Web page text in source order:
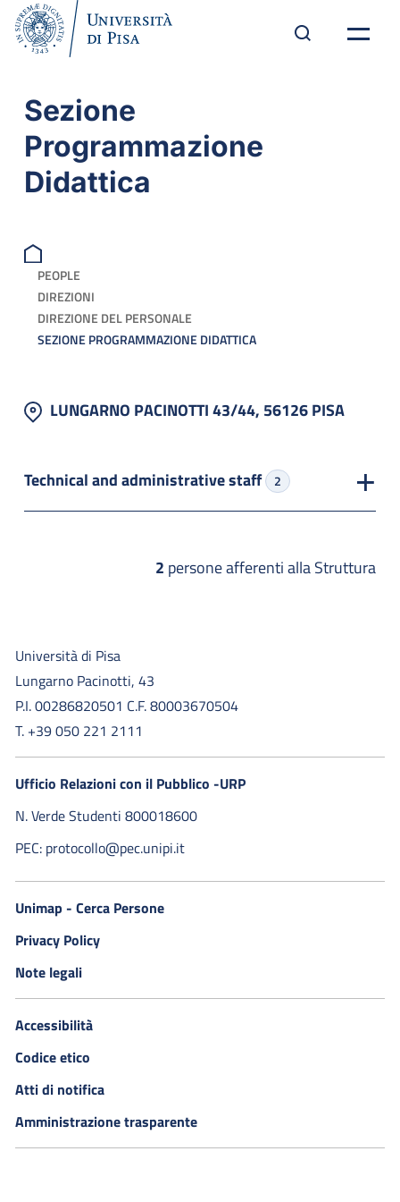
Sezione
Programmazione
Didattica
PEOPLE
DIREZIONI
DIREZIONE DEL PERSONALE
SEZIONE PROGRAMMAZIONE DIDATTICA
LUNGARNO PACINOTTI 43/44, 56126 PISA
Technical and administrative staff 2
2 persone afferenti alla Struttura
Università di Pisa
Lungarno Pacinotti, 43
P.I. 00286820501 C.F. 80003670504
T. +39 050 221 2111
Ufficio Relazioni con il Pubblico -URP
N. Verde Studenti 800018600​
PEC: protocollo@pec.unipi.it
Unimap - Cerca Persone
Privacy Policy
Note legali
Accessibilità
Codice etico
Atti di notifica
Amministrazione trasparente